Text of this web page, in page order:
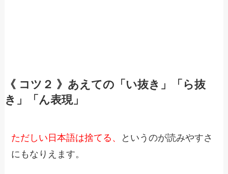
《 コツ２ 》あえての「い抜き」「ら抜
き」「ん表現」
ただしい日本語は捨てる、
というのが読みやすさ
にもなりえます。